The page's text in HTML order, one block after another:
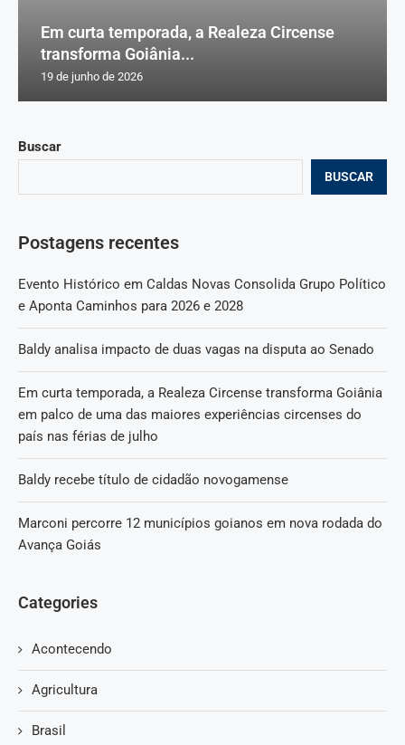
Buscar
BUSCAR
Postagens recentes
Evento Histórico em Caldas Novas Consolida Grupo Político
e Aponta Caminhos para 2026 e 2028
Baldy analisa impacto de duas vagas na disputa ao Senado
Em curta temporada, a Realeza Circense transforma Goiânia
em palco de uma das maiores experiências circenses do
país nas férias de julho
Baldy recebe título de cidadão novogamense
Marconi percorre 12 municípios goianos em nova rodada do
Avança Goiás
Categories
Acontecendo
Agricultura
Brasil
Em curta temporada, a Realeza Circense
transforma Goiânia...
19 de junho de 2026